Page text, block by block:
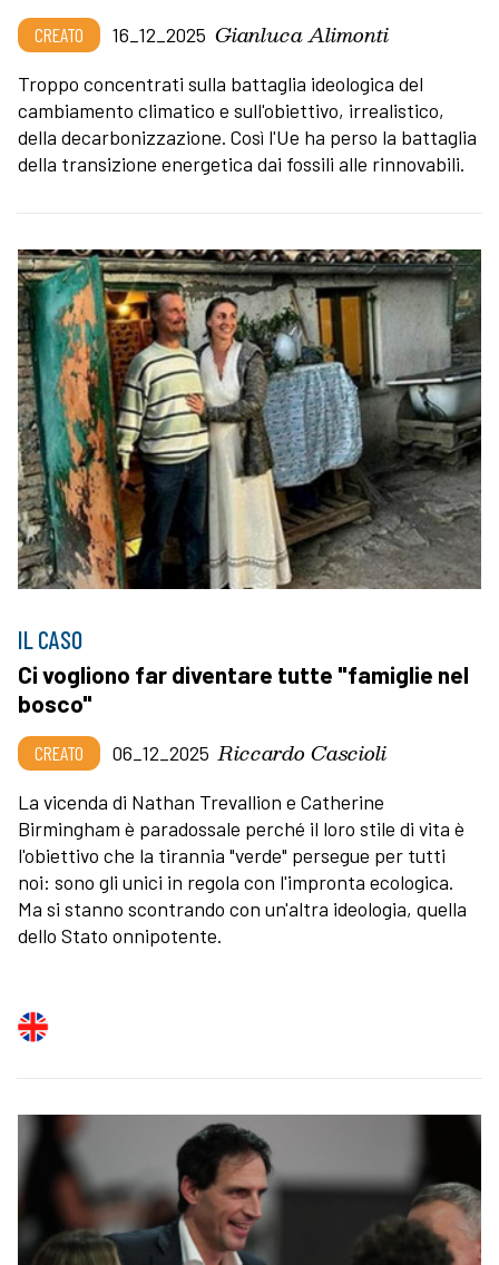
CREATO 16_12_2025 Gianluca Alimonti
Troppo concentrati sulla battaglia ideologica del
cambiamento climatico e sull'obiettivo, irrealistico,
della decarbonizzazione. Così l'Ue ha perso la battaglia
della transizione energetica dai fossili alle rinnovabili.
IL CASO
Ci vogliono far diventare tutte "famiglie nel
bosco"
CREATO 06_12_2025 Riccardo Cascioli
La vicenda di Nathan Trevallion e Catherine
Birmingham è paradossale perché il loro stile di vita è
l'obiettivo che la tirannia "verde" persegue per tutti
noi: sono gli unici in regola con l'impronta ecologica.
Ma si stanno scontrando con un'altra ideologia, quella
dello Stato onnipotente.